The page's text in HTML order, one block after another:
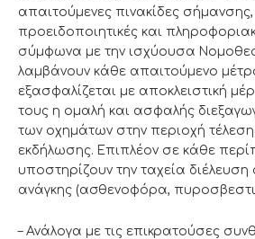
απαιτούμενες πινακίδες
προειδοποιητικές και
σύμφωνα με την ισχύουσα
λαμβάνουν κάθε απαιτούμενο
εξασφαλίζεται με αποκλειστική
τους η ομαλή και ασφαλής
των οχημάτων στην περιοχή
εκδήλωσης. Επιπλέον σε κάθε
υποστηρίζουν την ταχεία
ανάγκης (ασθενοφόρα,
– Ανάλογα με τις επικρατούσες